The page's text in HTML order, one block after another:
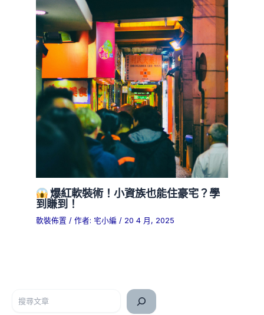
爆紅軟裝術！小資族也能住豪宅？學
到賺到！
軟裝佈置 / 作者: 宅小編/ 20 4 月, 2025